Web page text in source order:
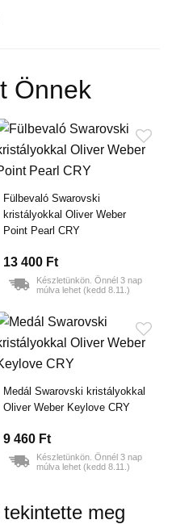
Önnek
Fülbevaló Swarovski
kristályokkal Oliver Weber
Point Pearl CRY
13 400 Ft
Készletünkön. Önnél 3 nap
múlva lehet (kedd 8.11.)
Medál Swarovski kristályokkal
Oliver Weber Keylove CRY
9 460 Ft
Készletünkön. Önnél 3 nap
múlva lehet (kedd 8.11.)
meg